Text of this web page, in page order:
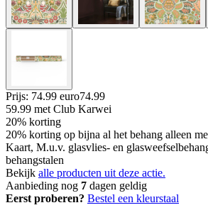
Prijs: 74.99 euro74.99
59.99 met Club Karwei
20% korting
20% korting op bijna al het behang alleen
Kaart, M.u.v. glasvlies- en
behangstalen
Bekijk alle producten uit deze actie.
Aanbieding nog 7 dagen geldig
Eerst proberen? Bestel een kleurstaal